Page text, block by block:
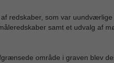
redskaber, som var uundværlige
samt et udvalg af
område i graven blev